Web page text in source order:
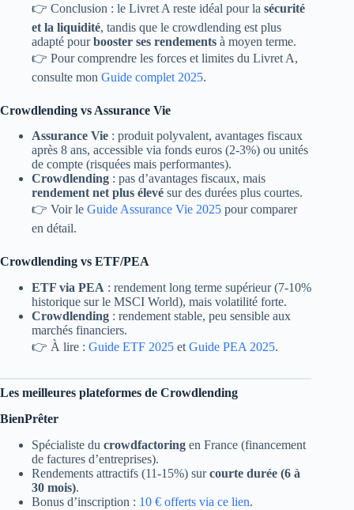
👉 Conclusion : le Livret A reste idéal pour la sécurité
et la liquidité, tandis que le crowdlending est plus
adapté pourbooster ses rendements à moyen terme.
👉 Pour comprendre les forces et limites du Livret A,
consulte mon Guide complet 2025.
Crowdlending vs Assurance Vie
Assurance Vie : produit polyvalent, avantages fiscaux
après 8 ans, accessible via fonds euros (2-3%) ou unités
de compte (risquées mais performantes).
Crowdlending : pas d’avantages fiscaux, mais
rendement net plus élevé sur des durées plus courtes.
👉 Voir le Guide Assurance Vie 2025 pour comparer
en détail.
Crowdlending vs ETF/PEA
ETF via PEA : rendement long terme supérieur (7-10%
historique sur le MSCI World), mais volatilité forte.
Crowdlending : rendement stable, peu sensible aux
marchés financiers.
👉 À lire : Guide ETF 2025 et Guide PEA 2025.
Les meilleures plateformes de Crowdlending
BienPrêter
Spécialiste du crowdfactoring en France (financement
de factures d’entreprises).
Rendements attractifs (11-15%) surcourte durée (6 à
30 mois).
Bonus d’inscription : 10 € offerts via ce lien.